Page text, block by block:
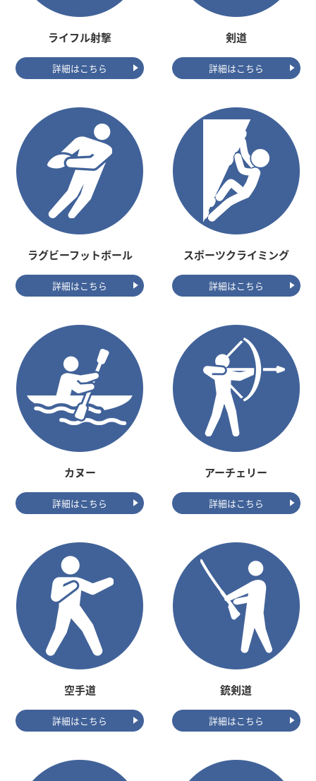
ライフル射撃
詳細はこちら
剣道
詳細はこちら
ラグビーフットボール
詳細はこちら
スポーツクライミング
詳細はこちら
カヌー
詳細はこちら
アーチェリー
詳細はこちら
空手道
詳細はこちら
銃剣道
詳細はこちら